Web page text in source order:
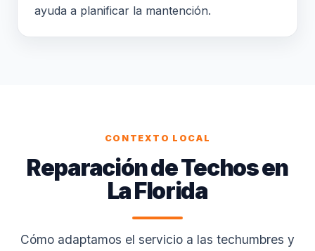
ayuda a planificar la mantención.
CONTEXTO LOCAL
Reparación de Techos en
La Florida
Cómo adaptamos el servicio a las techumbres y